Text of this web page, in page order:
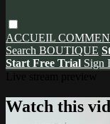
ACCUEIL
Search BOUTIQUE
Start Free Trial Sign
Watch this